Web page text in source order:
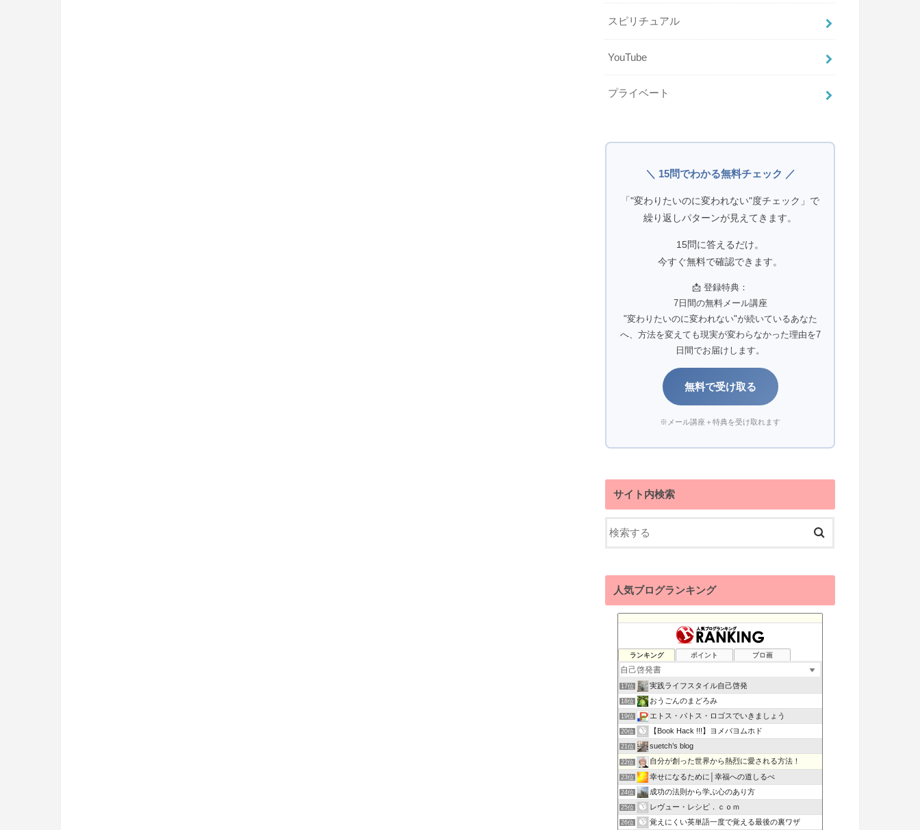
スピリチュアル
YouTube
プライベート
＼ 15問でわかる無料チェック ／
「"変わりたいのに変われない"度チェック」で
繰り返しパターンが見えてきます。
15問に答えるだけ。
今すぐ無料で確認できます。
📩 登録特典：
7日間の無料メール講座
"変わりたいのに変われない"が続いているあなた
へ、方法を変えても現実が変わらなかった理由を7
日間でお届けします。
無料で受け取る
※メール講座＋特典を受け取れます
サイト内検索
人気ブログランキング
ランキング ポイント ブロ画
15位 書評 ビジネスマンが好きそうな本を偉そうに語る…
16位 こんな日本が嫌い
17位 実践ライフスタイル自己啓発
18位 おうごんのまどろみ
19位 エトス・パトス・ロゴスでいきましょう
20位 【Book Hack !!!】ヨメバヨムホド
21位 suetch’s blog
22位 自分が創った世界から熱烈に愛される方法！
23位 幸せになるために│幸福への道しるべ
24位 成功の法則から学ぶ心のあり方
25位 レヴュー・レシピ．ｃｏｍ
26位 覚えにくい英単語一度で覚える最後の裏ワザ